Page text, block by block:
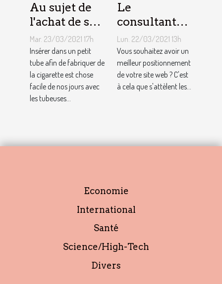
Au sujet de
l'achat de sa
propre
machine à
tuber : où
s’en procurer
et pourquoi ?
Mar. 23/03/2021 17h
Insérer dans un petit
tube afin de fabriquer de
la cigarette est chose
facile de nos jours avec
les tubeuses...
Le
consultant
SEO : que
faut-il savoir
?
Lun. 22/03/2021 13h
Vous souhaitez avoir un
meilleur positionnement
de votre site web ? C'est
à cela que s'attèlent les...
Economie
International
Santé
Science/High-Tech
Divers